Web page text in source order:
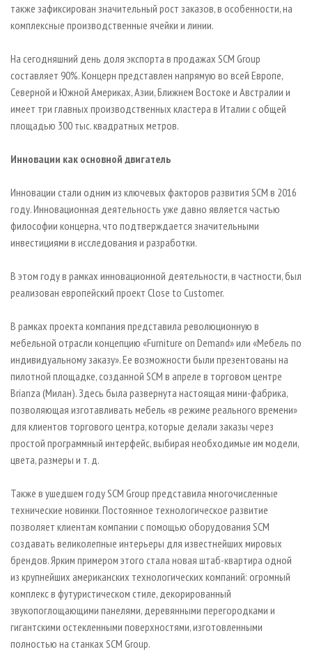
также зафиксирован значительный рост заказов, в особенности, на
комплексные производственные ячейки и линии.
На сегодняшний день доля экспорта в продажах SCM Group
составляет 90%. Концерн представлен напрямую во всей Европе,
Северной и Южной Америках, Азии, Ближнем Востоке и Австралии и
имеет три главных производственных кластера в Италии с общей
площадью 300 тыс. квадратных метров.
Инновации как основной двигатель
Инновации стали одним из ключевых факторов развития SCM в 2016
году. Инновационная деятельность уже давно является частью
философии концерна, что подтверждается значительными
инвестициями в исследования и разработки.
В этом году в рамках инновационной деятельности, в частности, был
реализован европейский проект Close to Customer.
В рамках проекта компания представила революционную в
мебельной отрасли концепцию «Furniture on Demand» или «Мебель по
индивидуальному заказу». Ее возможности были презентованы на
пилотной площадке, созданной SCM в апреле в торговом центре
Brianza (Милан). Здесь была развернута настоящая мини-фабрика,
позволяющая изготавливать мебель «в режиме реального времени»
для клиентов торгового центра, которые делали заказы через
простой программный интерфейс, выбирая необходимые им модели,
цвета, размеры и т. д.
Также в ушедшем году SCM Group представила многочисленные
технические новинки. Постоянное технологическое развитие
позволяет клиентам компании с помощью оборудования SCM
создавать великолепные интерьеры для известнейших мировых
брендов. Ярким примером этого стала новая штаб-квартира одной
из крупнейших американских технологических компаний: огромный
комплекс в футуристическом стиле, декорированный
звукопоглощающими панелями, деревянными перегородками и
гигантскими остекленными поверхностями, изготовленными
полностью на станках SCM Group.